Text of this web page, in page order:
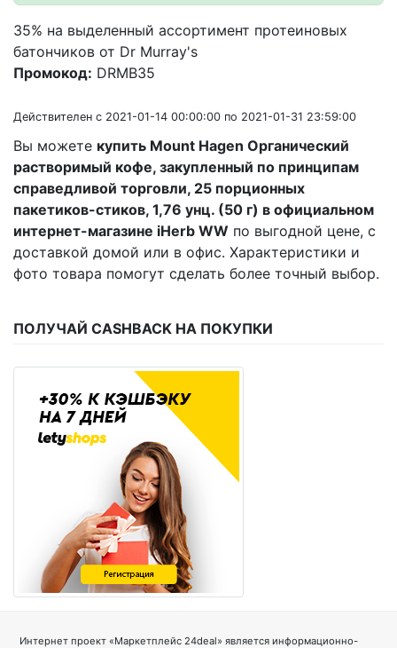
35% на выделенный ассортимент протеиновых
батончиков от Dr Murray's
Промокод: DRMB35
Действителен с 2021-01-14 00:00:00 по 2021-01-31 23:59:00
Вы можете купить Mount Hagen Органический
растворимый кофе, закупленный по принципам
справедливой торговли, 25 порционных
пакетиков-стиков, 1,76 унц. (50 г) в официальном
интернет-магазине iHerb WW по выгодной цене, с
доставкой домой или в офис. Характеристики и
фото товара помогут сделать более точный выбор.
ПОЛУЧАЙ CASHBACK НА ПОКУПКИ
Интернет проект «Маркетплейс 24deal» является информационно-